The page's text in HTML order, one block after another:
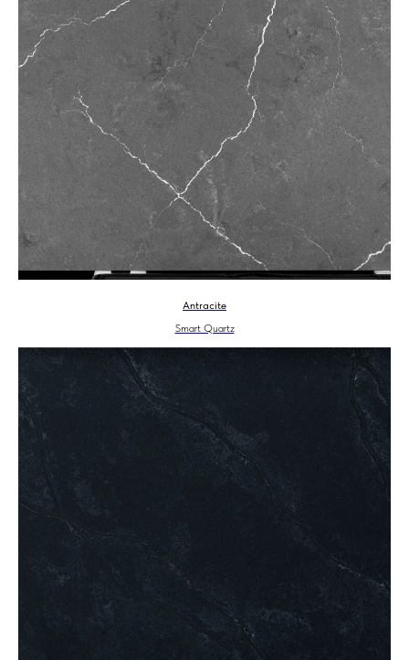
Antracite
Smart Quartz